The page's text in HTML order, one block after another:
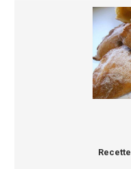
Recette